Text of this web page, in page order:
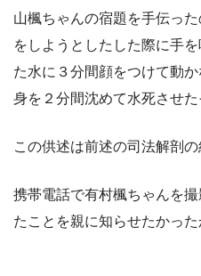
山楓ちゃんの宿題を手伝っ
をしようとしたした際に手
た水に３分間顔をつけて動
身を２分間沈めて水死させた
この供述は前述の司法解剖の
携帯電話で有村楓ちゃんを
たことを親に知らせたかった